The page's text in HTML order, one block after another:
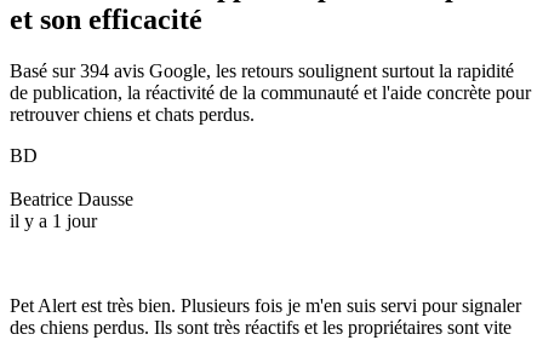
et son efficacité
Basé sur 394 avis Google, les retours soulignent surtout la rapidité
de publication, la réactivité de la communauté et l'aide concrète pour
retrouver chiens et chats perdus.
BD
Beatrice Dausse
il y a 1 jour
Pet Alert est très bien. Plusieurs fois je m'en suis servi pour signaler
des chiens perdus. Ils sont très réactifs et les propriétaires sont vite